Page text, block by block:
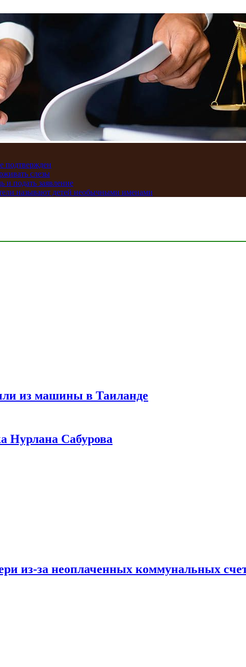
подтвержден
слезы
и подать заявление
называют детей необычными именами
из машины в Таиланде
Нурлана Сабурова
из-за неоплаченных коммунальных